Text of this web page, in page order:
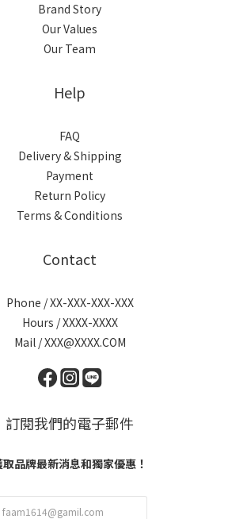
Brand Story
Our Values
Our Team
Help
FAQ
Delivery & Shipping
Payment
Return Policy
Terms & Conditions
Contact
Phone / XX-XXX-XXX-XXX
Hours / XXXX-XXXX
Mail / XXX@XXXX.COM
訂閱我們的電子郵件
取品牌最新消息和獨家優惠！